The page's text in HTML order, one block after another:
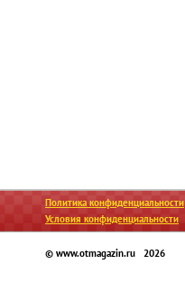
Политика конфиденциальности
Условия конфиденциальности
© www.otmagazin.ru 2026